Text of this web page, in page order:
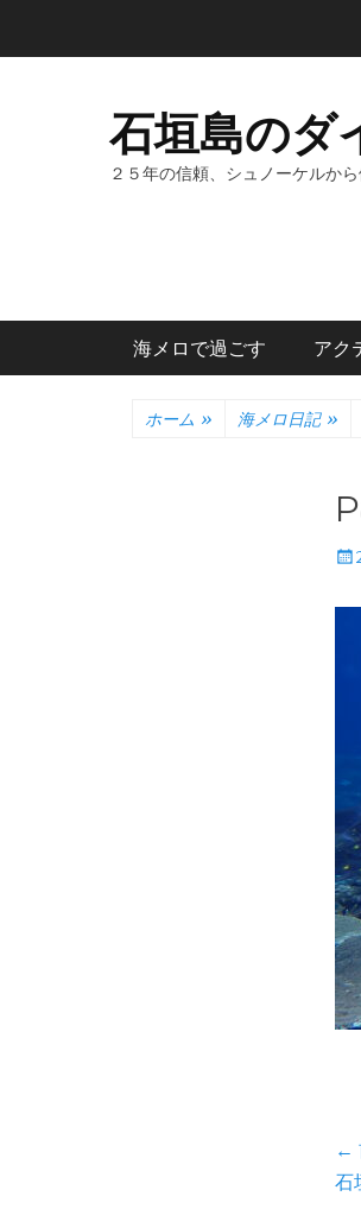
石垣島の
２５年の信頼、シュノーケルか
メインメニュー
海メロで過ごす アク
ホーム » 海メロ日記 »
投
日
←
前
石